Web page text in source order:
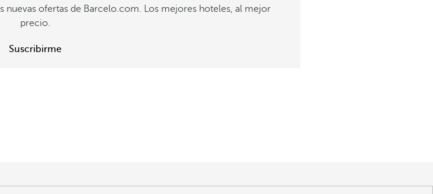
nuevas ofertas de Barcelo.com. Los mejores hoteles, al mejor
precio.
Suscribirme